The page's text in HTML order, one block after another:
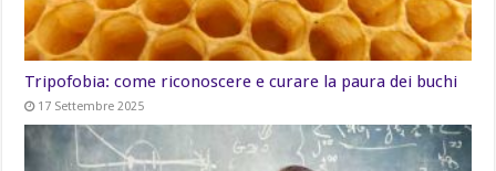
Tripofobia: come riconoscere e curare la paura dei buchi
17 Settembre 2025